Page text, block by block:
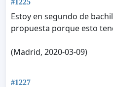
Estoy en segundo de
propuesta porque esto
(Madrid, 2020-03-09)
#1227